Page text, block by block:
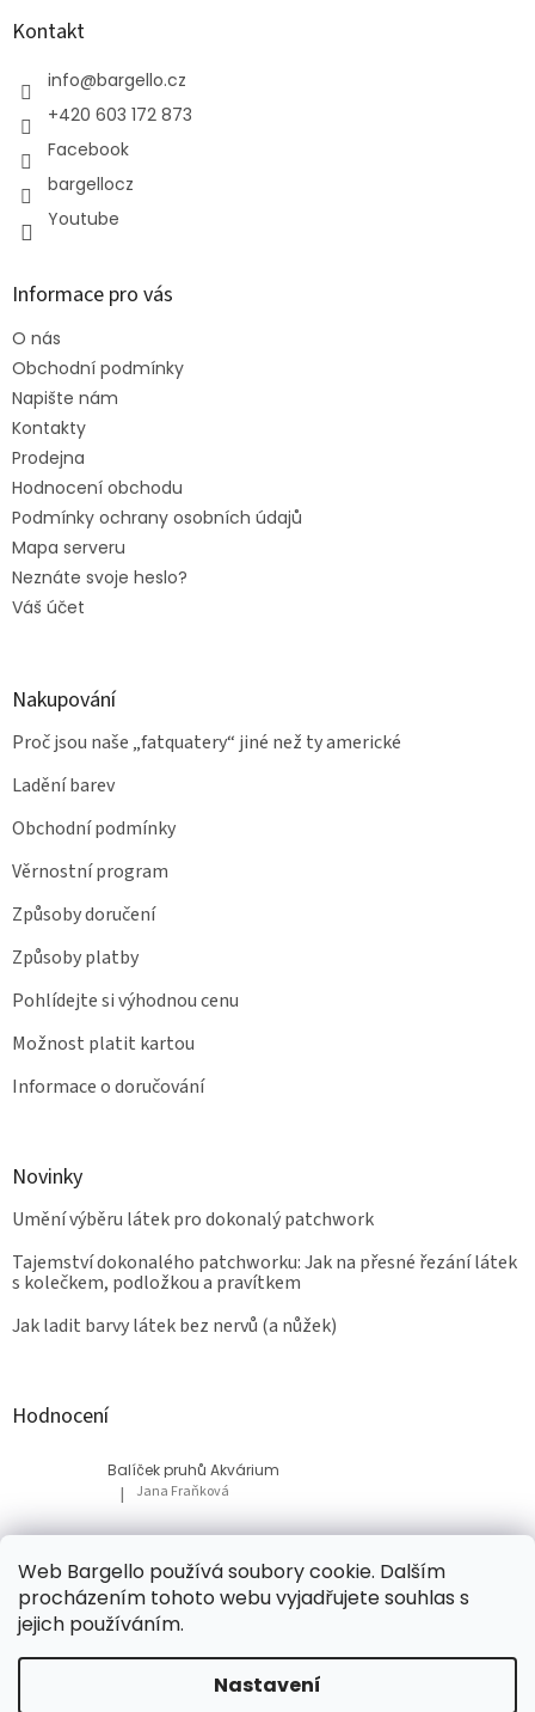
Web Bargello používá soubory cookie. Dalším
procházením tohoto webu vyjadřujete souhlas s
jejich používáním.
Nastavení
Kontakt
info@bargello.cz
+420 603 172 873
Facebook
bargellocz
Youtube
Informace pro vás
O nás
Obchodní podmínky
Napište nám
Kontakty
Prodejna
Hodnocení obchodu
Podmínky ochrany osobních údajů
Mapa serveru
Neznáte svoje heslo?
Váš účet
Nakupování
Proč jsou naše „fatquatery“ jiné než ty americké
Ladění barev
Obchodní podmínky
Věrnostní program
Způsoby doručení
Způsoby platby
Pohlídejte si výhodnou cenu
Možnost platit kartou
Informace o doručování
Novinky
Umění výběru látek pro dokonalý patchwork
Tajemství dokonalého patchworku: Jak na přesné řezání látek
s kolečkem, podložkou a pravítkem
Jak ladit barvy látek bez nervů (a nůžek)
Hodnocení
Balíček pruhů Akvárium
Hodnocení produktu je 5 z 5 hvězdiček.
| Jana Fraňková
Balíček Lesní med
Hodnocení produktu je 5 z 5 hvězdiček.
| Tatiana Bacikova
Vytvořil Shoptet